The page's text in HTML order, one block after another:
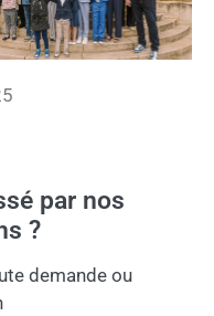
par nos
?
demande ou